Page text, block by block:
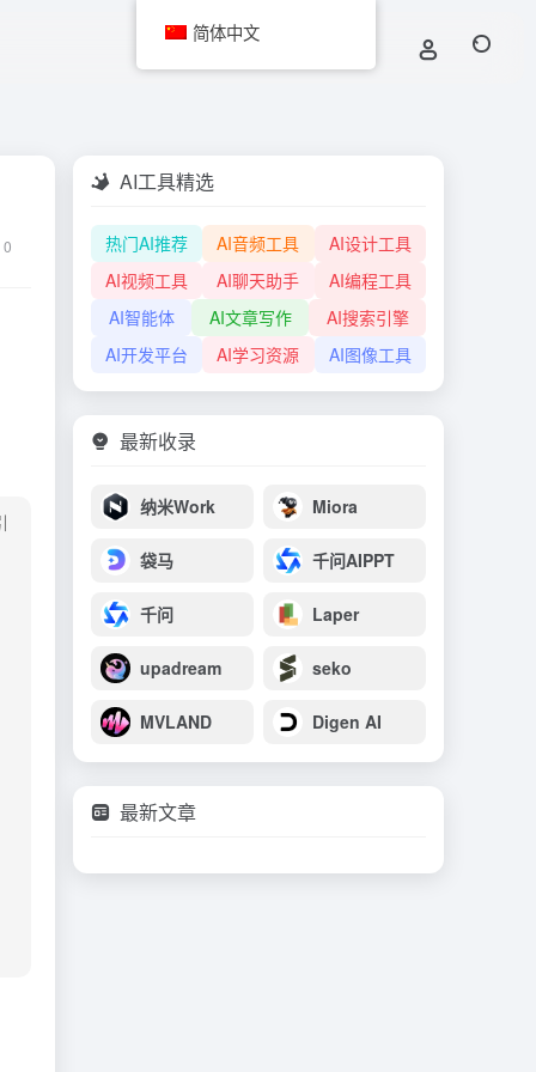
0
AI工具精选
热门AI推荐 AI音频工具
AI设计工具
AI视频工具
AI聊天助手
AI编程工具
AI智能体
AI文章写作
AI搜索引擎
AI开发平台
AI学习资源 AI图像工具
最新收录
纳米Work Miora
袋马 千问AIPPT
千问 Laper
upadream seko
MVLAND Digen AI
最新文章
简体中文